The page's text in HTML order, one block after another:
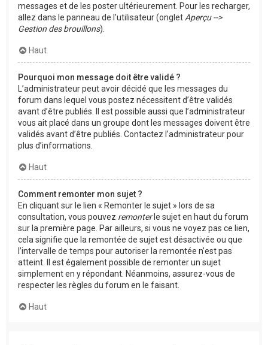
messages et de les poster ultérieurement. Pour les recharger,
allez dans le panneau de l’utilisateur (onglet Aperçu -->
Gestion des brouillons).
Haut
Pourquoi mon message doit être validé ?
L’administrateur peut avoir décidé que les messages du
forum dans lequel vous postez nécessitent d’être validés
avant d’être publiés. Il est possible aussi que l’administrateur
vous ait placé dans un groupe dont les messages doivent être
validés avant d’être publiés. Contactez l’administrateur pour
plus d’informations.
Haut
Comment remonter mon sujet ?
En cliquant sur le lien « Remonter le sujet » lors de sa
consultation, vous pouvez remonterle sujet en haut du forum
sur la première page. Par ailleurs, si vous ne voyez pas ce lien,
cela signifie que la remontée de sujet est désactivée ou que
l’intervalle de temps pour autoriser la remontée n’est pas
atteint. Il est également possible de remonter un sujet
simplement en y répondant. Néanmoins, assurez-vous de
respecter les règles du forum en le faisant.
Haut